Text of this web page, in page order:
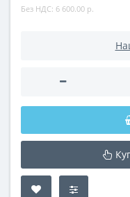
Без НДС: 6 600.00 р.